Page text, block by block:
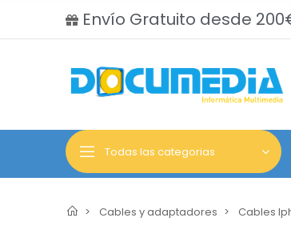
Envío Gratuito desde
Todas las categorias
Cables y adaptadores Cables